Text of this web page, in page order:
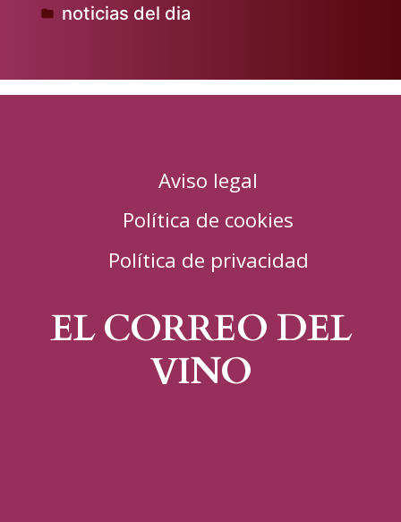
porPublicado
noticias del dia
Aviso legal
Política de cookies
Política de privacidad
EL CORREO DEL
VINO